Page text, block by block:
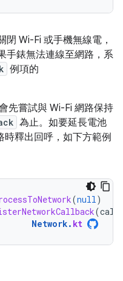
Wi-Fi 或手機無線電，
手錶無法連線至網路，系
例項的
先嘗試與 Wi-Fi 網路保持
為止。如要延長電池
釋出回呼，如下方範例
(null)
(
Network. kt